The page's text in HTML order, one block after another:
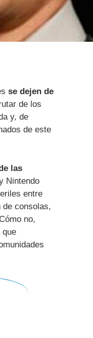
se dejen de
de los
y, de
de este
las
Nintendo
entre
de consolas,
Cómo no,
que